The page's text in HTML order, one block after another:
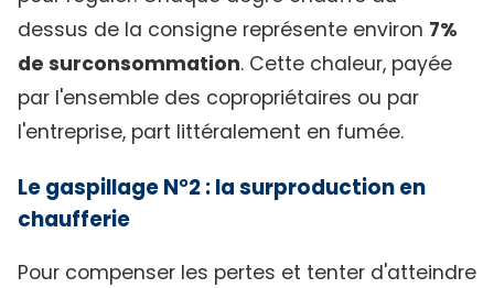
dessus de la consigne représente environ 7%
de surconsommation. Cette chaleur, payée
par l'ensemble des copropriétaires ou par
l'entreprise, part littéralement en fumée.
Le gaspillage N°2 : la surproduction en
chaufferie
Pour compenser les pertes et tenter d'atteindre